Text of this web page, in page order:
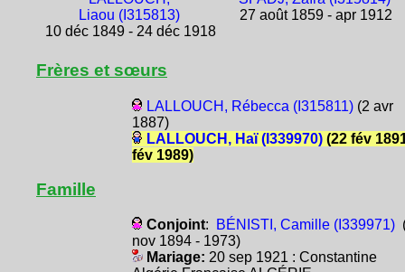
Liaou (I315813)
10 déc 1849 - 24 déc 1918
27 août 1859 - apr 1912
Frères et sœurs
LALLOUCH, Rébecca (I315811)(2 avr
1887)
LALLOUCH, Haï (I339970)(22 fév
fév 1989)
Famille
Conjoint: BÉNISTI, Camille (I339971)
nov 1894 - 1973)
Mariage: 20 sep 1921 : Constantine